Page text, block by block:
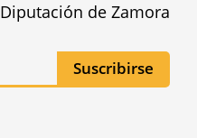
Diputación de Zamora